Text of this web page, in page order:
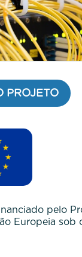
PROJETO
pelo
Europeia sob